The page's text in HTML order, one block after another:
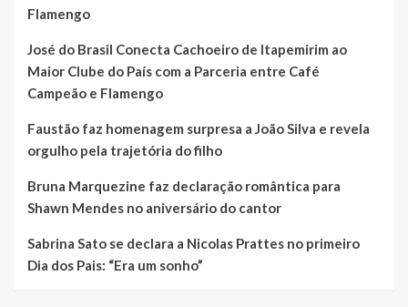
Flamengo
José do Brasil Conecta Cachoeiro de Itapemirim ao
Maior Clube do País com a Parceria entre Café
Campeão e Flamengo
Faustão faz homenagem surpresa a João Silva e revela
orgulho pela trajetória do filho
Bruna Marquezine faz declaração romântica para
Shawn Mendes no aniversário do cantor
Sabrina Sato se declara a Nicolas Prattes no primeiro
Dia dos Pais: “Era um sonho”